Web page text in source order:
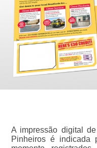
A impressão digital
Pinheiros é indicada